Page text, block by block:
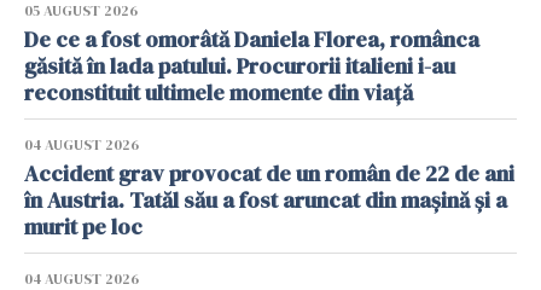
05 AUGUST 2026
De ce a fost omorâtă Daniela Florea, românca
găsită în lada patului. Procurorii italieni i-au
reconstituit ultimele momente din viață
04 AUGUST 2026
Accident grav provocat de un român de 22 de ani
în Austria. Tatăl său a fost aruncat din mașină și a
murit pe loc
04 AUGUST 2026